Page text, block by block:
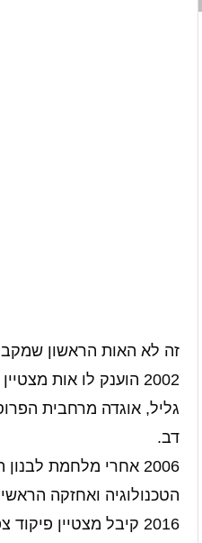
זה לא האות הראשון
2002 הוענק לו אות
גליל, אוגדה מרחבית
דב.
2006 אחרי מלחמת
הטכנולוגיה ואחזקה
2016 קיבל מצטיין